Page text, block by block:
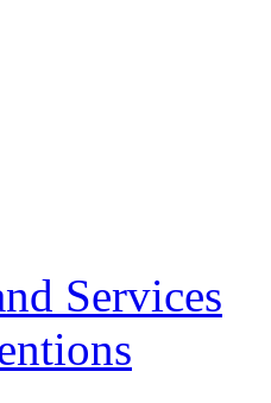
Services